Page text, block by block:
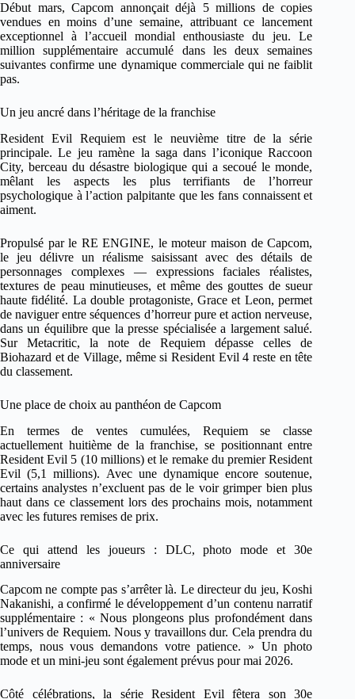
Début mars, Capcom annonçait déjà 5 millions de copies
vendues en moins d’une semaine, attribuant ce lancement
exceptionnel à l’accueil mondial enthousiaste du jeu. Le
million supplémentaire accumulé dans les deux semaines
suivantes confirme une dynamique commerciale qui ne faiblit
pas.
Un jeu ancré dans l’héritage de la franchise
Resident Evil Requiem est le neuvième titre de la série
principale. Le jeu ramène la saga dans l’iconique Raccoon
City, berceau du désastre biologique qui a secoué le monde,
mêlant les aspects les plus terrifiants de l’horreur
psychologique à l’action palpitante que les fans connaissent et
aiment.
Propulsé par le RE ENGINE, le moteur maison de Capcom,
le jeu délivre un réalisme saisissant avec des détails de
personnages complexes — expressions faciales réalistes,
textures de peau minutieuses, et même des gouttes de sueur
haute fidélité. La double protagoniste, Grace et Leon, permet
de naviguer entre séquences d’horreur pure et action nerveuse,
dans un équilibre que la presse spécialisée a largement salué.
Sur Metacritic, la note de Requiem dépasse celles de
Biohazard et de Village, même si Resident Evil 4 reste en tête
du classement.
Une place de choix au panthéon de Capcom
En termes de ventes cumulées, Requiem se classe
actuellement huitième de la franchise, se positionnant entre
Resident Evil 5 (10 millions) et le remake du premier Resident
Evil (5,1 millions). Avec une dynamique encore soutenue,
certains analystes n’excluent pas de le voir grimper bien plus
haut dans ce classement lors des prochains mois, notamment
avec les futures remises de prix.
Ce qui attend les joueurs : DLC, photo mode et 30e
anniversaire
Capcom ne compte pas s’arrêter là. Le directeur du jeu, Koshi
Nakanishi, a confirmé le développement d’un contenu narratif
supplémentaire : « Nous plongeons plus profondément dans
l’univers de Requiem. Nous y travaillons dur. Cela prendra du
temps, nous vous demandons votre patience. » Un photo
mode et un mini-jeu sont également prévus pour mai 2026.
Côté célébrations, la série Resident Evil fêtera son 30e